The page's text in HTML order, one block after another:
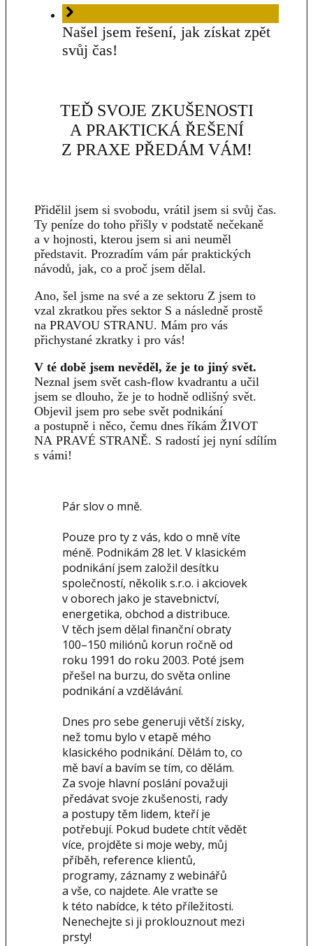
Našel jsem řešení, jak získat zpět
svůj čas!
TEĎ SVOJE ZKUŠENOSTI
A PRAKTICKÁ ŘEŠENÍ
Z PRAXE PŘEDÁM VÁM!
Přidělil jsem si svobodu, vrátil jsem si svůj čas.
Ty peníze do toho přišly v podstatě nečekaně
a v hojnosti, kterou jsem si ani neuměl
představit. Prozradím vám pár praktických
návodů, jak, co a proč jsem dělal.
Ano, šel jsme na své a ze sektoru Z jsem to
vzal zkratkou přes sektor S a následně prostě
na PRAVOU STRANU. Mám pro vás
přichystané zkratky i pro vás!
V té době jsem nevěděl, že je to jiný svět.
Neznal jsem svět cash-flow kvadrantu a učil
jsem se dlouho, že je to hodně odlišný svět.
Objevil jsem pro sebe svět podnikání
a postupně i něco, čemu dnes říkám ŽIVOT
NA PRAVÉ STRANĚ. S radostí jej nyní sdílím
s vámi!
Pár slov o mně.
Pouze pro ty z vás, kdo o mně víte
méně. Podnikám 28 let. V klasickém
podnikání jsem založil desítku
společností, několik s.r.o. i akciovek
v oborech jako je stavebnictví,
energetika, obchod a distribuce.
V těch jsem dělal finanční obraty
100–150 miliónů korun ročně od
roku 1991 do roku 2003. Poté jsem
přešel na burzu, do světa online
podnikání a vzdělávání.
Dnes pro sebe generuji větší zisky,
než tomu bylo v etapě mého
klasického podnikání. Dělám to, co
mě baví a bavím se tím, co dělám.
Za svoje hlavní poslání považuji
předávat svoje zkušenosti, rady
a postupy těm lidem, kteří je
potřebují. Pokud budete chtít vědět
více, projděte si moje weby, můj
příběh, reference klientů,
programy, záznamy z webinářů
a vše, co najdete. Ale vraťte se
k této nabídce, k této příležitosti.
Nenechejte si ji proklouznout mezi
prsty!